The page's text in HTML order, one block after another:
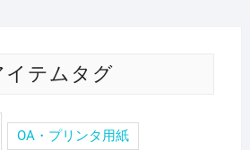
イテムタグ
OA・プリンタ用紙